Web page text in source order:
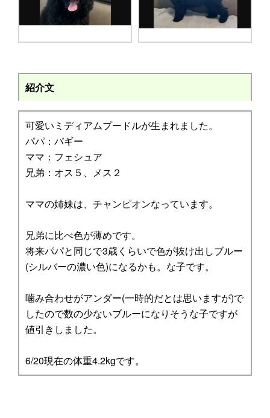
紹介文
可愛いミディアムプードルが生まれました。
パパ：バギー
ママ：フェシュア
兄弟：オス５、メス２
ママの姉妹は、チャンピオンなっています。
兄弟に比べ色が薄めです。
将来パパと同じで3歳くらいで色が抜け出しブルー
(シルバーの濃い色)になるかも。な子です。
噛み合わせがアンダー(一時的だとは思いますが)で
したので数の少ないブルーになりそうな子ですが
値引きしました。
6/20現在の体重4.2kgです。